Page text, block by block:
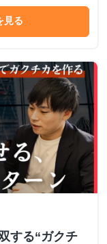
見る
する“ガクチ